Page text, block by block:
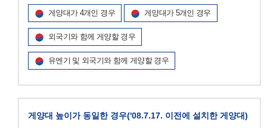
게양대가 4개인 경우 게양대가 5개인 경우
외국기와 함께 게양할 경우
유엔기 및 외국기와 함께 게양할 경우
게양대 높이가 동일한 경우('08.7.17. 이전에 설치한 게양대)